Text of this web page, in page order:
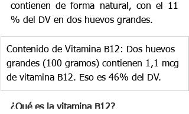
contienen de forma natural, con el 11
% del DV en dos huevos grandes.
Contenido de Vitamina B12: Dos huevos
grandes (100 gramos) contienen 1,1 mcg
de vitamina B12. Eso es 46% del DV.
¿Qué es la vitamina B12?